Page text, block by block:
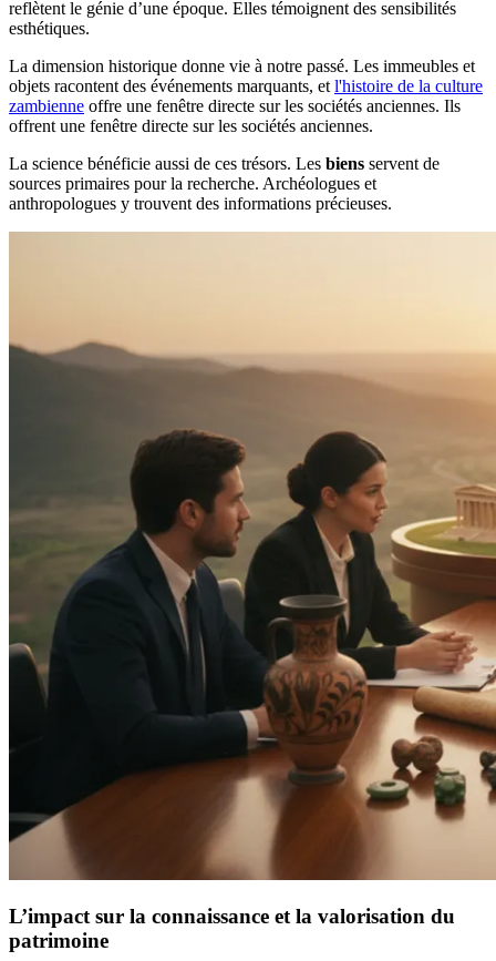
reflètent le génie d’une époque. Elles témoignent des sensibilités
esthétiques.
La dimension historique donne vie à notre passé. Les immeubles et
objets racontent des événements marquants, et l'histoire de la culture
zambienne offre une fenêtre directe sur les sociétés anciennes. Ils
offrent une fenêtre directe sur les sociétés anciennes.
La science bénéficie aussi de ces trésors. Les biens servent de
sources primaires pour la recherche. Archéologues et
anthropologues y trouvent des informations précieuses.
L’impact sur la connaissance et la valorisation du
patrimoine